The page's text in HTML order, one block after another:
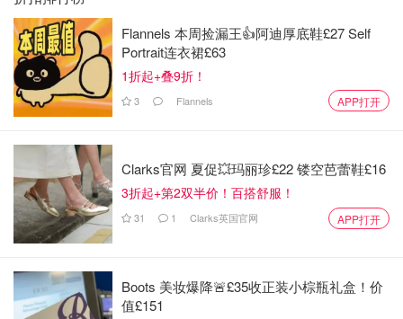
Flannels 本周捡漏王👍阿迪厚底鞋£27 Self
Portrait连衣裙£63
1折起+叠9折！
3 Flannels APP打开
Clarks官网 夏促💥玛丽珍£22 镂空芭蕾鞋£16
3折起+第2双半价！百搭舒服！
31 1 Clarks英国官网 APP打开
Boots 美妆爆降🚨£35收正装小棕瓶礼盒！价
值£151